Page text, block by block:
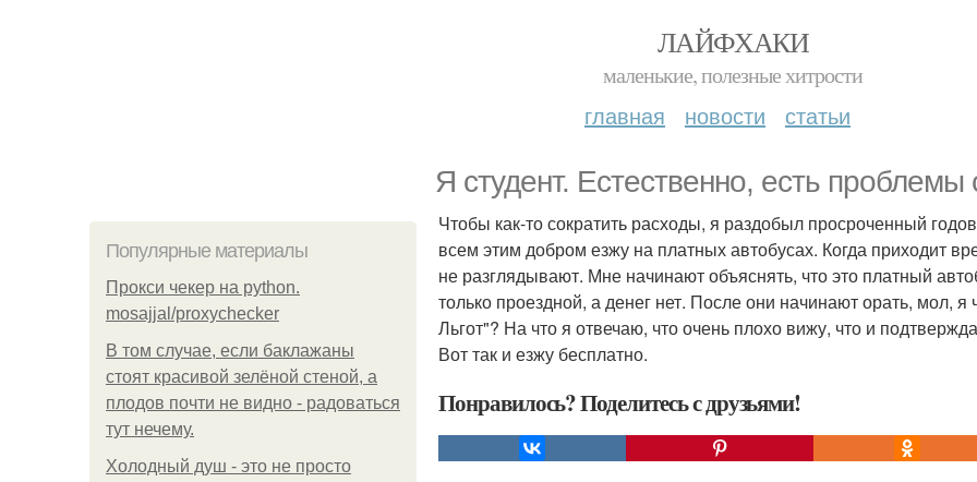
ЛАЙФХАКИ
маленькие, полезные хитрости
главная новости статьи
Я студент. Естественно, есть
Популярные материалы
Прокси чекер на python.
mosajjal/proxychecker
В том случае, если баклажаны
стоят красивой зелёной стеной, а
плодов почти не видно - радоваться
тут нечему.
Холодный душ - это не просто
Чтобы как-то сократить расходы, я раздобыл просроченный
всем этим добром езжу на платных автобусах. Когда приходит
не разглядывают. Мне начинают объяснять, что это платный
только проездной, а денег нет. После они начинают орать, мол,
Льгот"? На что я отвечаю, что очень плохо вижу, что и
Вот так и езжу бесплатно.
Понравилось? Поделитесь с друзьями!